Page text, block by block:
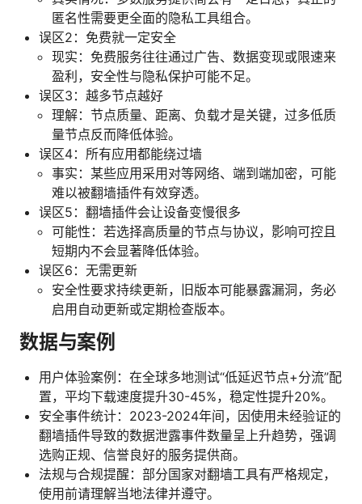
匿名性需要更全面的隐私工具组合。
误区2：免费就一定安全
现实：免费服务往往通过广告、数据变现或限速来
盈利，安全性与隐私保护可能不足。
误区3：越多节点越好
理解：节点质量、距离、负载才是关键，过多低质
量节点反而降低体验。
误区4：所有应用都能绕过墙
事实：某些应用采用对等网络、端到端加密，可能
难以被翻墙插件有效穿透。
误区5：翻墙插件会让设备变慢很多
可能性：若选择高质量的节点与协议，影响可控且
短期内不会显著降低体验。
误区6：无需更新
安全性要求持续更新，旧版本可能暴露漏洞，务必
启用自动更新或定期检查版本。
数据与案例
用户体验案例：在全球多地测试“低延迟节点+分流”配
置，平均下载速度提升30-45%，稳定性提升20%。
安全事件统计：2023-2024年间，因使用未经验证的
翻墙插件导致的数据泄露事件数量呈上升趋势，强调
选购正规、信誉良好的服务提供商。
法规与合规提醒：部分国家对翻墙工具有严格规定，
使用前请理解当地法律并遵守。